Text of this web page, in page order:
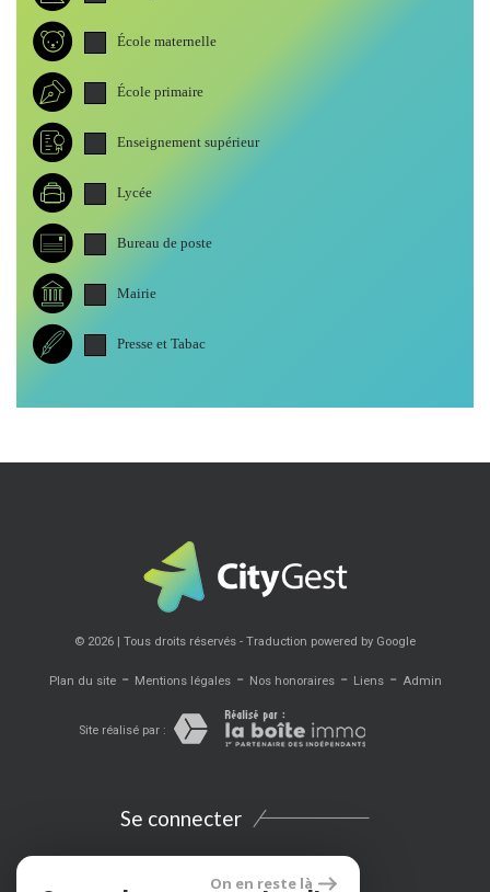
École maternelle
École primaire
Enseignement supérieur
Lycée
Bureau de poste
Mairie
Presse et Tabac
© 2026 | Tous droits réservés - Traduction powered by Google
Plan du site- Mentions légales- Nos honoraires- Liens- Admin
Site réalisé par :
Se connecter
Espace propriétaires
On en reste là